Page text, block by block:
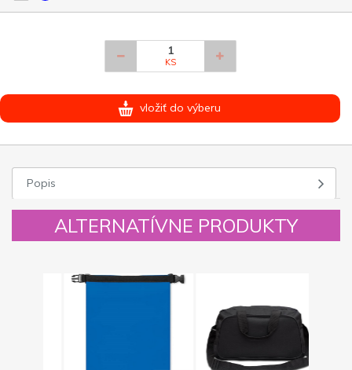
KS
vložiť do výberu
Popis
ALTERNATÍVNE PRODUKTY